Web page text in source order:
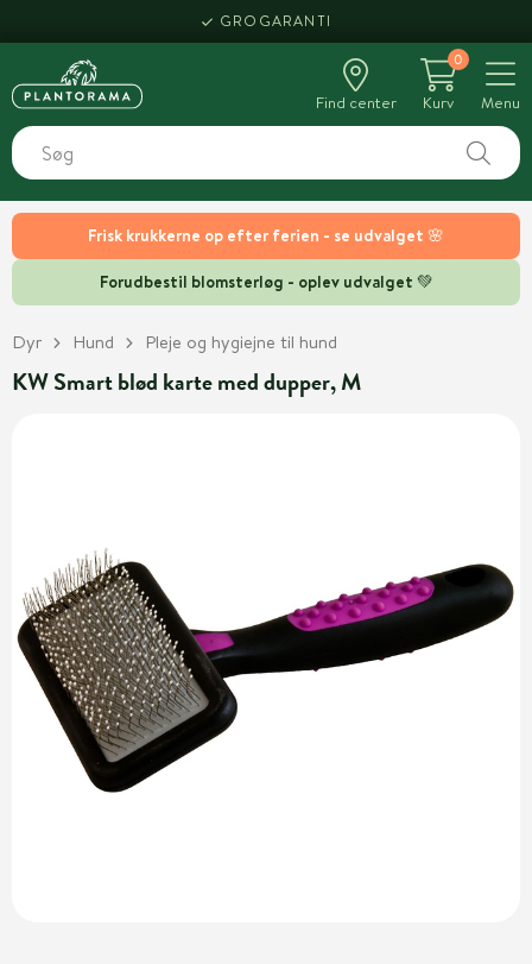
Frisk krukkerne op efter ferien - se udvalget 🌸
Forudbestil blomsterløg - oplev udvalget 💚
GROGARANTI
Find center
0
Kurv
Menu
Dyr Hund Pleje og hygiejne til hund
KW Smart blød karte med dupper, M